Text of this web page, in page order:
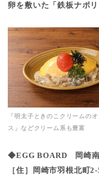
卵を敷いた「鉄板ナポ
「明太子ときのこクリームのオ
ス」などクリーム系も豊富
◆EGG BOARD 岡崎
［住］岡崎市羽根北町